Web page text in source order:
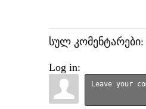
სულ კომენტარები:
Log in: